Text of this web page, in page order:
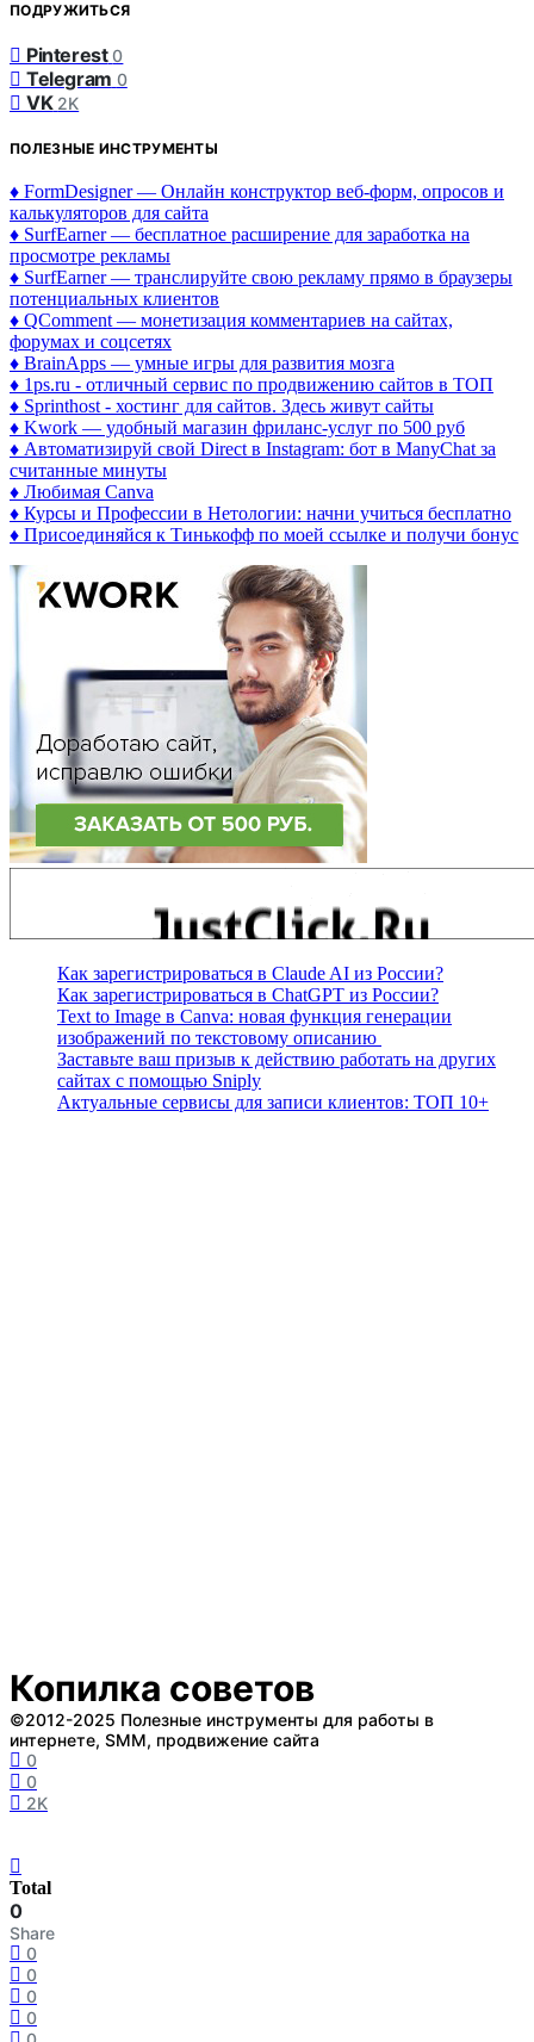
ПОДРУЖИТЬСЯ
Pinterest 0
Telegram 0
VK 2K
ПОЛЕЗНЫЕ ИНСТРУМЕНТЫ
♦ FormDesigner — Онлайн конструктор веб-форм, опросов и
калькуляторов для сайта
♦ SurfEarner — бесплатное расширение для заработка на
просмотре рекламы
♦ SurfEarner — транслируйте свою рекламу прямо в браузеры
потенциальных клиентов
♦ QComment — монетизация комментариев на сайтах,
форумах и соцсетях
♦ BrainApps — умные игры для развития мозга
♦ 1ps.ru - отличный сервис по продвижению сайтов в ТОП
♦ Sprinthost - хостинг для сайтов. Здесь живут сайты
♦ Kwork — удобный магазин фриланс-услуг по 500 руб
♦ Автоматизируй свой Direct в Instagram: бот в ManyChat за
считанные минуты
♦ Любимая Canva
♦ Курсы и Профессии в Нетологии: начни учиться бесплатно
♦ Присоединяйся к Тинькофф по моей ссылке и получи бонус
Как зарегистрироваться в Claude AI из России?
Как зарегистрироваться в ChatGPT из России?
Text to Image в Canva: новая функция генерации
изображений по текстовому описанию
Заставьте ваш призыв к действию работать на других
сайтах с помощью Sniply
Актуальные сервисы для записи клиентов: ТОП 10+
Копилка советов
©2012-2025 Полезные инструменты для работы в
интернете, SMM, продвижение сайта
0
0
2K
Total
0
Share
0
0
0
0